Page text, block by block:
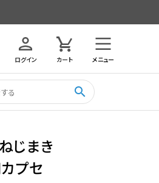
ログイン カート メニュー
search
じまき
プセ